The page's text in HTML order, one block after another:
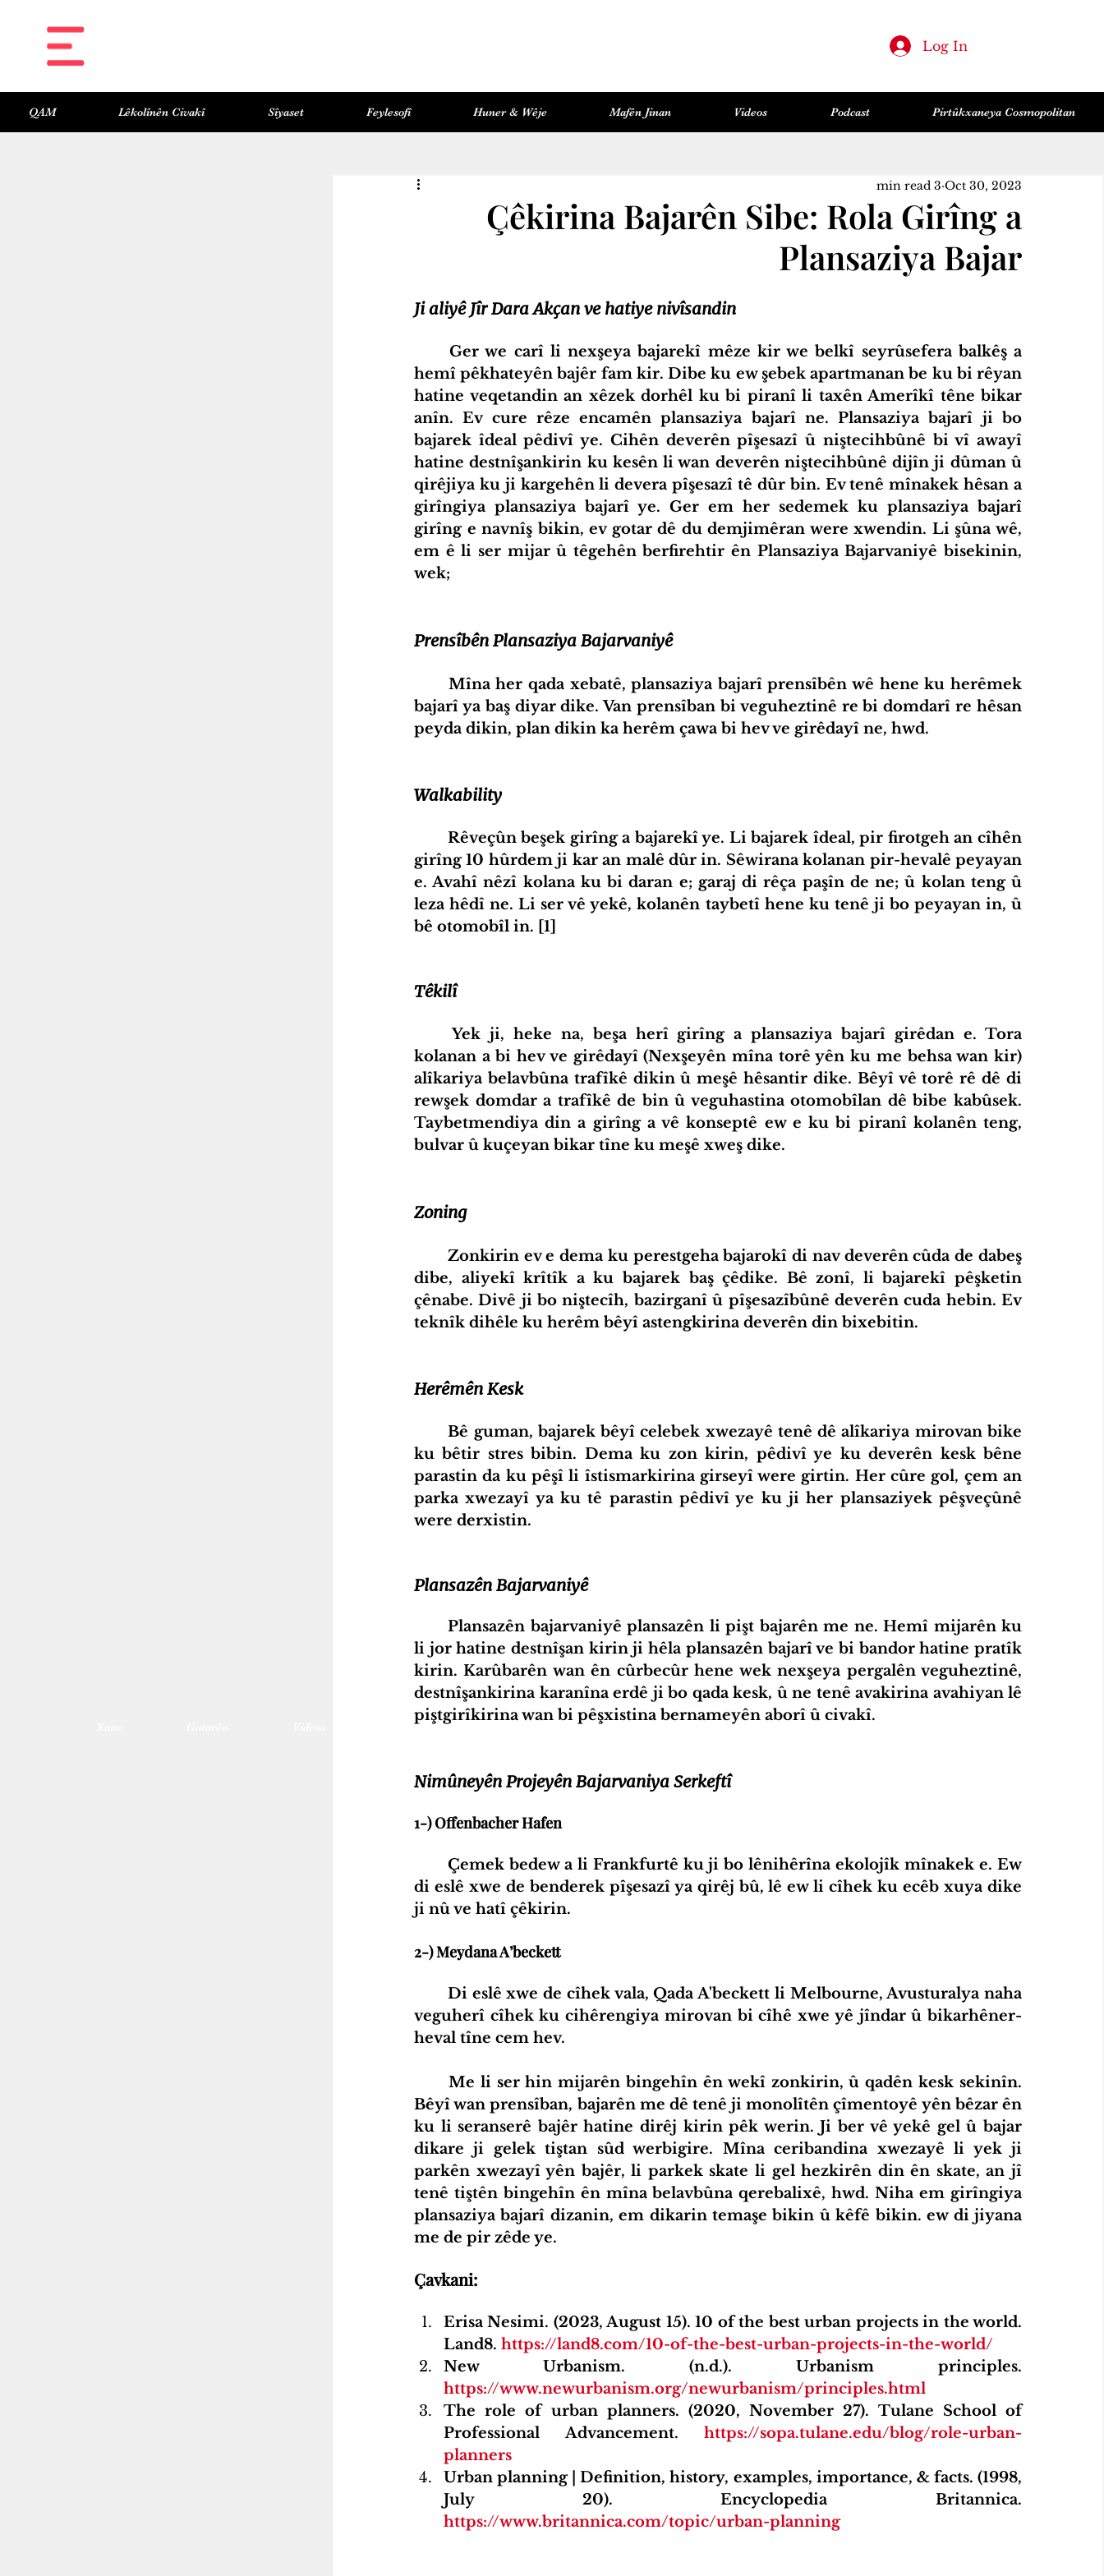
Log In
Çêkirina Bajarên Sibe: Rola Girîng a
Plansaziya Bajar
Oct 30, 2023
3 min read
Ji aliyê Jîr Dara Akçan ve hatiye nivîsandin
Ger we carî li nexşeya bajarekî mêze kir we belkî seyrûsefera balkêş a
hemî pêkhateyên bajêr fam kir. Dibe ku ew şebek apartmanan be ku bi rêyan
hatine veqetandin an xêzek dorhêl ku bi piranî li taxên Amerîkî têne bikar
anîn. Ev cure rêze encamên plansaziya bajarî ne. Plansaziya bajarî ji bo
bajarek îdeal pêdivî ye. Cihên deverên pîşesazî û niştecihbûnê bi vî awayî
hatine destnîşankirin ku kesên li wan deverên niştecihbûnê dijîn ji dûman û
qirêjiya ku ji kargehên li devera pîşesazî tê dûr bin. Ev tenê mînakek hêsan a
girîngiya plansaziya bajarî ye. Ger em her sedemek ku plansaziya bajarî
girîng e navnîş bikin, ev gotar dê du demjimêran were xwendin. Li şûna wê,
em ê li ser mijar û têgehên berfirehtir ên Plansaziya Bajarvaniyê bisekinin,
wek;
Prensîbên Plansaziya Bajarvaniyê
bajarî ya baş diyar dike. Van prensîban bi veguheztinê re bi domdarî re hêsan
peyda dikin, plan dikin ka herêm çawa bi hev ve girêdayî ne, hwd.
Walkability
girîng 10 hûrdem ji kar an malê dûr in. Sêwirana kolanan pir-hevalê peyayan
e. Avahî nêzî kolana ku bi daran e; garaj di rêça paşîn de ne; û kolan teng û
leza hêdî ne. Li ser vê yekê, kolanên taybetî hene ku tenê ji bo peyayan in, û
bê otomobîl in. [1]
Têkilî
	Yek ji, heke na, beşa herî girîng a plansaziya bajarî girêdan e. Tora
kolanan a bi hev ve girêdayî (Nexşeyên mîna torê yên ku me behsa wan kir)
alîkariya belavbûna trafîkê dikin û meşê hêsantir dike. Bêyî vê torê rê dê di
rewşek domdar a trafîkê de bin û veguhastina otomobîlan dê bibe kabûsek.
Taybetmendiya din a girîng a vê konseptê ew e ku bi piranî kolanên teng,
bulvar û kuçeyan bikar tîne ku meşê xweş dike.
Zoning
dibe, aliyekî krîtîk a ku bajarek baş çêdike. Bê zonî, li bajarekî pêşketin
çênabe. Divê ji bo niştecîh, bazirganî û pîşesazîbûnê deverên cuda hebin. Ev
teknîk dihêle ku herêm bêyî astengkirina deverên din bixebitin.
Herêmên Kesk
	Bê guman, bajarek bêyî celebek xwezayê tenê dê alîkariya mirovan bike
ku bêtir stres bibin. Dema ku zon kirin, pêdivî ye ku deverên kesk bêne
parastin da ku pêşî li îstismarkirina girseyî were girtin. Her cûre gol, çem an
parka xwezayî ya ku tê parastin pêdivî ye ku ji her plansaziyek pêşveçûnê
were derxistin.
Plansazên Bajarvaniyê
	Plansazên bajarvaniyê plansazên li pişt bajarên me ne. Hemî mijarên ku
li jor hatine destnîşan kirin ji hêla plansazên bajarî ve bi bandor hatine pratîk
kirin. Karûbarên wan ên cûrbecûr hene wek nexşeya pergalên veguheztinê,
destnîşankirina karanîna erdê ji bo qada kesk, û ne tenê avakirina avahiyan lê
piştgirîkirina wan bi pêşxistina bernameyên aborî û civakî.
Nimûneyên Projeyên Bajarvaniya Serkeftî
1-) Offenbacher Hafen
di eslê xwe de benderek pîşesazî ya qirêj bû, lê ew li cîhek ku ecêb xuya dike
ji nû ve hatî çêkirin.
2-) Meydana A’beckett
veguherî cîhek ku cihêrengiya mirovan bi cîhê xwe yê jîndar û bikarhêner-
heval tîne cem hev.
Bêyî wan prensîban, bajarên me dê tenê ji monolîtên çîmentoyê yên bêzar ên
ku li seranserê bajêr hatine dirêj kirin pêk werin. Ji ber vê yekê gel û bajar
dikare ji gelek tiştan sûd werbigire. Mîna ceribandina xwezayê li yek ji
parkên xwezayî yên bajêr, li parkek skate li gel hezkirên din ên skate, an jî
tenê tiştên bingehîn ên mîna belavbûna qerebalixê, hwd. Niha em girîngiya
plansaziya bajarî dizanin, em dikarin temaşe bikin û kêfê bikin. ew di jiyana
me de pir zêde ye.
Çavkani:
Erisa Nesimi. (2023, August 15). 10 of the best urban projects in the world.
Land8. https://land8.com/10-of-the-best-urban-projects-in-the-world/
https://www.newurbanism.org/newurbanism/principles.html
The role of urban planners. (2020, November 27). Tulane School of
Professional Advancement. https://sopa.tulane.edu/blog/role-urban-
planners
Urban planning | Definition, history, examples, importance, & facts. (1998,
https://www.britannica.com/topic/urban-planning
Podcast Însiyatîfa Hub
QAM Lêkolînên Civakî Sîyaset Feylesofî Huner & Wêje Mafên Jinan Videos Podcast Pirtûkxaneya Cosmopolitan